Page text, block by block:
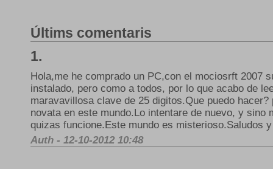
Últims comentaris
1.
Hola,me he comprado un PC,con el mociosrft 2007
instalado, pero como a todos, por lo que acabo de
maravavillosa clave de 25 digitos.Que puedo hacer?
novata en este mundo.Lo intentare de nuevo, y sino
quizas funcione.Este mundo es misterioso.Saludos
Auth - 12-10-2012 10:48